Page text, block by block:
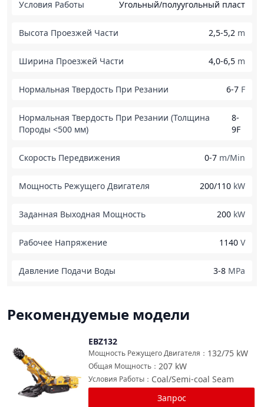
Условия Работы Угольный/полуугольный пласт
Высота Проезжей Части 2,5-5,2 m
Ширина Проезжей Части 4,0-6,5 m
Нормальная Твердость При Резании 6-7 F
Нормальная Твердость При Резании (Толщина
Породы <500 мм)
8-
9F
Скорость Передвижения 0-7 m/Min
Мощность Режущего Двигателя 200/110 kW
Заданная Выходная Мощность 200 kW
Рабочее Напряжение 1140 V
Давление Подачи Воды 3-8 MPa
Рекомендуемые модели
EBZ132
132/75 kW
Мощность Режущего Двигателя ：
207 kW
Общая Мощность ：
Coal/Semi-coal Seam
Условия Работы ：
Запрос